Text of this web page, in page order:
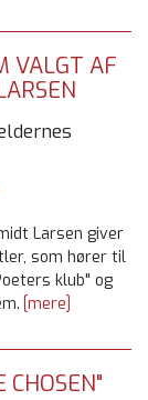
VALGT AF
Larsen giver
som hører til
klub" og
[mere]
CHOSEN"